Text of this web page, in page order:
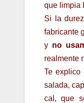
que limpia
Si la
fabricante
y no
realmente
Te explico
salada,
cal, que